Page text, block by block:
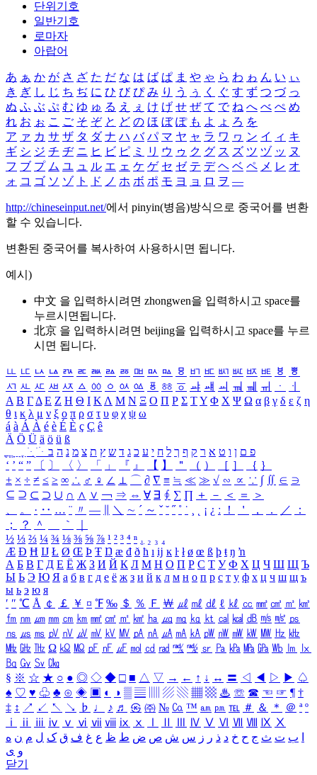
단위기호
일반기호
로마자
아랍어
あ ぁ か が さ ざ た だ な は ば ぱ ま や ゃ ら わ ゎ ん い ぃ
き ぎ し じ ち ぢ に ひ び ぴ み り う ぅ く ぐ す ず つ づ っ
ぬ ふ ぶ ぷ む ゆ ゅ る え ぇ け げ せ ぜ て で ね へ べ ぺ め
れ お ぉ こ ご そ ぞ と ど の ほ ぼ ぽ も よ ょ ろ を
ア ァ カ サ ザ タ ダ ナ ハ バ パ マ ヤ ャ ラ ワ ヮ ン イ ィ キ
ギ シ ジ チ ヂ ニ ヒ ビ ピ ミ リ ウ ゥ ク グ ス ズ ツ ヅ ッ ヌ
フ ブ プ ム ユ ュ ル エ ェ ケ ゲ セ ゼ テ デ ヘ ベ ペ メ レ オ
ォ コ ゴ ソ ゾ ト ド ノ ホ ボ ポ モ ヨ ョ ロ ヲ ―
http://chineseinput.net/에서 pinyin(병음)방식으로 중국어를 변환
할 수 있습니다.
변환된 중국어를 복사하여 사용하시면 됩니다.
예시)
中文 을 입력하시려면 zhongwen을 입력하시고 space를
누르시면됩니다.
北京 을 입력하시려면 beijing을 입력하시고 space를 누르
시면 됩니다.
ㅥ ㅦ ㅧ ㅨ ㅩ ㅪ ㅫ ㅬ ㅭ ㅮ ㅯ ㅰ ㅱ ㅲ ㅳ ㅴ ㅵ ㅶ ㅷ ㅸ
ㅹ
ㅺ ㅻ ㅼ ㅽ ㅾ ㅿ ㆀ ㆁ ㆂ ㆃ ㆄ ㆅ ㆆ ㆇ ㆈ ㆉ ㆊ ㆋ ㆌ ㆍ
ㆎ
Α Β ΓΔ Ε Ζ Η Θ Ι ΚΛ Μ Ν Ξ Ο Π Ρ Σ ΤΥ Φ Χ Ψ Ω α β γ δ ε ζ η
θ ι κ λ μ ν ξ ο π ρ σ τ υ φ χ ψ ω
á à Á À é è É È ç Ç ê
Ä Ö Ü ä ö ü ß
ִֶֹ ֻּ ׁׂ פ ם ן ו ט א ר ק ף ך ל ח י ע כ ג ד ש ץ ת צ מ נ ה ב
‘ ’ “ ” 〔 〕 〈 〉 「 」 『 』 【 】 ＂ （ ） ［ ］ ｛ ｝
± × ÷ ≠ ≤ ≥ ∞ ∴ ♂ ♀ ∠ ⊥ ⌒ ∂ ∇ ≡ ≒ ≪ ≫ √ ∽ ∝ ∵ ∫ ∬ ∈ ∋
⊆ ⊇ ⊂ ⊃ ∪ ∩ ∧ ∨ ￢ ⇒ ⇔ ∀ ∃ ∮ ∑ ∏ ＋ － ＜ ＝
＞
、
。 · ‥ … ¨ 〃 ― ＼ ∼ ´ ～ ˇ ˘ ˝ ˚ ˙ ¸ ¡ ¿ ː ！ ＇ ， ． ／
：
；
？ ＾ ｀
½ ⅓ ⅔ ¼ ¾ ⅛ ⅜ ⅝ ⅞ ¹ ² ³ ⁴ ⁿ ₁ ₂ ₃ ₄
Æ Ð Ħ Ĳ Ł Ø Œ Þ Ŧ Ŋ æ đ ð ħ ı ĳ ĸ ŀ ł ø œ ß þ ŧ ŋ ŉ
А Б В Г Д Е Ё Ж З И Й К Л М Н О П Р С Т У Ф Х Ц Ч Ш Щ Ъ
Ы Ь Э Ю Я а б в г д е ё ж з и й к л м н о п р с т у ф х ц ч ш щ ъ
ы ь э ю я
′ ″ ℃ Å ￠ ￡ ￥ ¤ ℉ ‰ ＄ ％ Ｆ ￦ ㎕ ㎖ ㎗ ℓ ㎘ ㏄ ㎣ ㎤ ㎥ ㎦
㎙ ㎚ ㎛ ㎜ ㎝ ㎞ ㎟ ㎠ ㎡ ㎢ ㏊ ㎍ ㎎ ㎏ ㏏ ㎈ ㎉ ㏈ ㎧ ㎨ ㎰
㎱ ㎲ ㎳ ㎴ ㎵ ㎶ ㎷ ㎸ ㎹ ㎀ ㎁ ㎂ ㎃ ㎄ ㎺ ㎻ ㎽ ㎾ ㎿ ㎐ ㎑
㎒ ㎓ ㎔ Ω ㏀ ㏁ ㎊ ㎋ ㎌ ㏖ ㏅ ㎭ ㎮ ㎯ ㏛ ㎩ ㎪ ㎫ ㎬ ㏝ ㏐
㏓
㏃ ㏉ ㏜ ㏆
§ ※ ☆ ★ ○ ● ◎ ◇ ◆ □ ■ △ ▽ → ← ↑ ↓ ↔ 〓 ◁ ◀ ▷ ▶ ♤
♠ ♡ ♥ ♧ ♣ ⊙ ◈ ▣ ◐ ◑ ▒ ▤ ▨ ▧ ▦ ▩ ♨ ☏ ☎ ☜ ☞ ¶ †
‡ ↕ ↗ ↙ ↖ ↘ ♭ ♩ ♪ ♬ ㉿ ㈜ № ㏇ ™ ㏂ ㏘ ℡ ＃ ＆ ＊ ＠ ª º
ⅰ
ⅱ ⅲ ⅳ ⅴ ⅵ ⅶ ⅷ ⅸ ⅹ Ⅳ Ⅴ Ⅵ Ⅶ Ⅷ Ⅸ Ⅹ
ب ت ث ج ح خ د ذ ر ز س ش ص ض ط ظ ع غ ف ق ک ل م ن ه
و ی
닫기